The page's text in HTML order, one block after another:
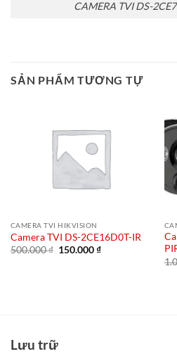
CAMERA TVI DS-
SẢN PHẨM TƯƠNG TỰ
CAMERA TVI HIKVISION
Camera TVI DS-2CE16D0T-IR
500.000₫ Giá
150.000₫Giá
Lưu trữ